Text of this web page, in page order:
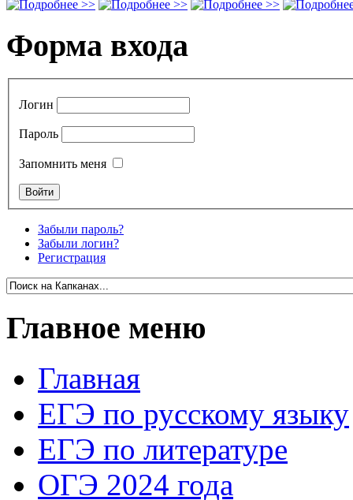
Форма входа
Логин
Пароль
Запомнить меня
Забыли пароль?
Забыли логин?
Регистрация
Главное меню
Главная
ЕГЭ по русскому языку
ЕГЭ по литературе
ОГЭ 2024 года